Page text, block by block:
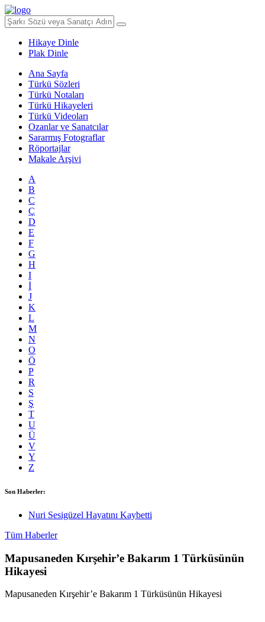
Hikaye Dinle
Plak Dinle
Ana Sayfa
Türkü Sözleri
Türkü Notaları
Türkü Hikayeleri
Türkü Videoları
Ozanlar ve Sanatcılar
Sararmış Fotograflar
Röportajlar
Makale Arşivi
A
B
C
Ç
D
E
F
G
H
I
İ
J
K
L
M
N
O
Ö
P
R
S
Ş
T
U
Ü
V
Y
Z
Son Haberler:
Nuri Sesigüzel Hayatını Kaybetti
Tüm Haberler
Mapusaneden Kırşehir’e Bakarım 1 Türküsünün
Hikayesi
Mapusaneden Kırşehir’e Bakarım 1 Türküsünün Hikayesi